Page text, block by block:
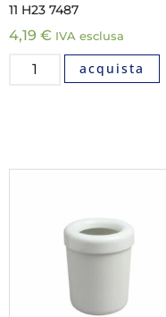
11 H23 7487
4,19 € IVA esclusa
acquista